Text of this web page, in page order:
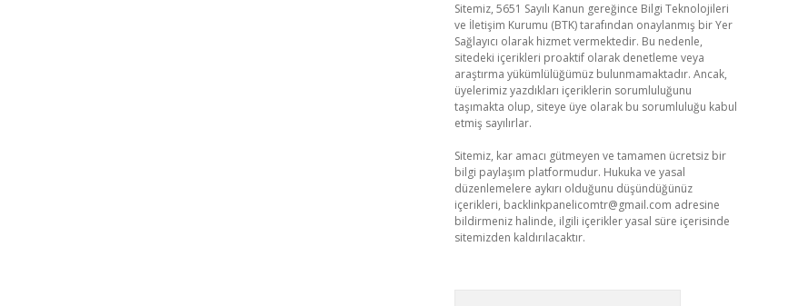
Sitemiz, 5651 Sayılı Kanun gereğince Bilgi Teknolojileri
ve İletişim Kurumu (BTK) tarafından onaylanmış bir Yer
Sağlayıcı olarak hizmet vermektedir. Bu nedenle,
sitedeki içerikleri proaktif olarak denetleme veya
araştırma yükümlülüğümüz bulunmamaktadır. Ancak,
üyelerimiz yazdıkları içeriklerin sorumluluğunu
taşımakta olup, siteye üye olarak bu sorumluluğu kabul
etmiş sayılırlar.
Sitemiz, kar amacı gütmeyen ve tamamen ücretsiz bir
bilgi paylaşım platformudur. Hukuka ve yasal
düzenlemelere aykırı olduğunu düşündüğünüz
içerikleri, backlinkpanelicomtr@gmail.com adresine
bildirmeniz halinde, ilgili içerikler yasal süre içerisinde
sitemizden kaldırılacaktır.